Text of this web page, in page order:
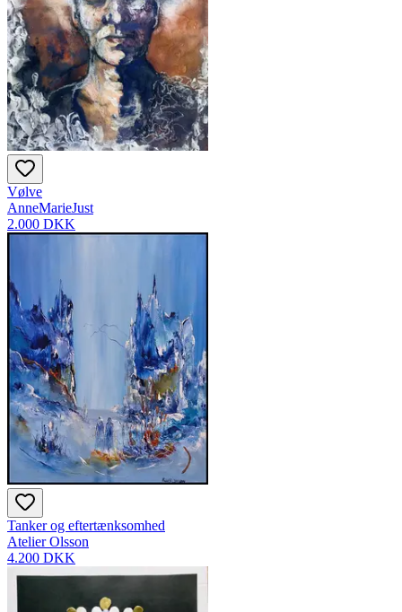
Vølve
AnneMarieJust
2.000 DKK
Tanker og eftertænksomhed
Atelier Olsson
4.200 DKK